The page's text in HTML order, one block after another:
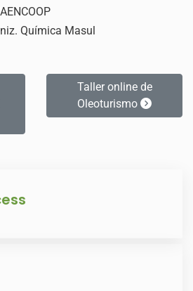
Química Masul
Taller online de
Oleoturismo